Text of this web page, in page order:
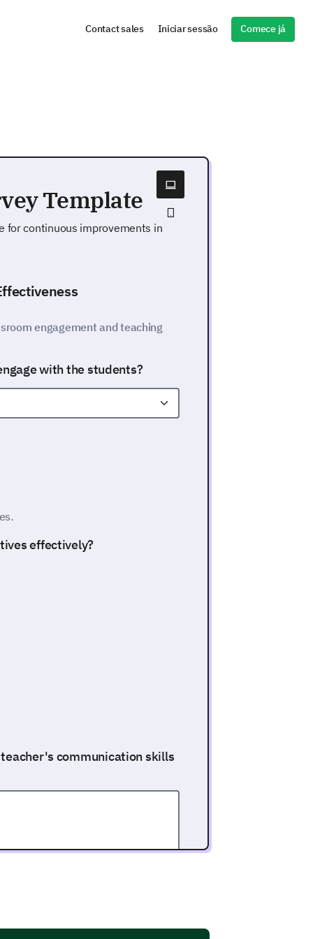
Contact sales Iniciar sessão Comece já
Template
for continuous improvements in
engagement and teaching
with the students?
effectively?
communication skills